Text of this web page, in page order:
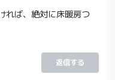
れば、絶対に床暖房つ
返信する